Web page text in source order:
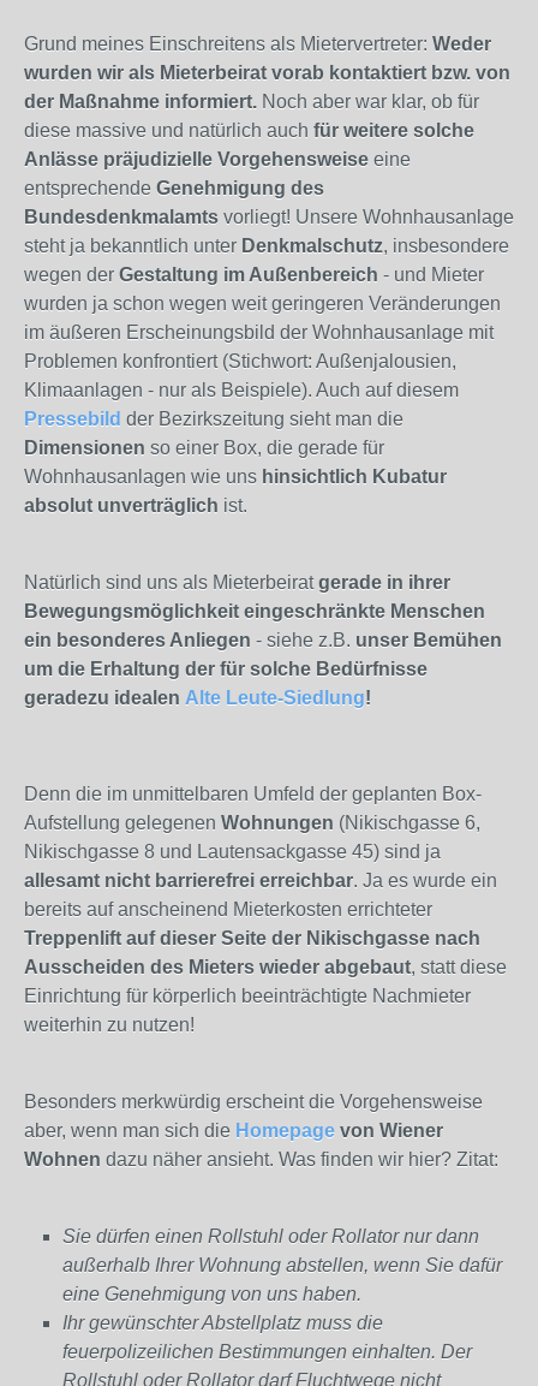
Grund meines Einschreitens als Mietervertreter: Weder
wurden wir als Mieterbeirat vorab kontaktiert bzw. von
der Maßnahme informiert. Noch aber war klar, ob für
diese massive und natürlich auch für weitere solche
Anlässe präjudizielle Vorgehensweise eine
entsprechende Genehmigung des
Bundesdenkmalamts vorliegt! Unsere Wohnhausanlage
steht ja bekanntlich unter Denkmalschutz, insbesondere
wegen der Gestaltung im Außenbereich - und Mieter
wurden ja schon wegen weit geringeren Veränderungen
im äußeren Erscheinungsbild der Wohnhausanlage mit
Problemen konfrontiert (Stichwort: Außenjalousien,
Klimaanlagen - nur als Beispiele). Auch auf diesem
Pressebild der Bezirkszeitung sieht man die
Dimensionen so einer Box, die gerade für
Wohnhausanlagen wie uns hinsichtlich Kubatur
absolut unverträglich ist.
Natürlich sind uns als Mieterbeiratgerade in ihrer
Bewegungsmöglichkeit eingeschränkte Menschen
ein besonderes Anliegen - siehe z.B. unser Bemühen
um die Erhaltung der für solche Bedürfnisse
geradezu idealen Alte Leute-Siedlung!
Denn die im unmittelbaren Umfeld der geplanten Box-
Aufstellung gelegenen Wohnungen (Nikischgasse 6,
Nikischgasse 8 und Lautensackgasse 45) sind ja
allesamt nicht barrierefrei erreichbar. Ja es wurde ein
bereits auf anscheinend Mieterkosten errichteter
Treppenlift auf dieser Seite der Nikischgasse nach
Ausscheiden des Mieters wieder abgebaut, statt diese
Einrichtung für körperlich beeinträchtigte Nachmieter
weiterhin zu nutzen!
Besonders merkwürdig erscheint die Vorgehensweise
aber, wenn man sich die Homepage von Wiener
Wohnen dazu näher ansieht. Was finden wir hier? Zitat:
Sie dürfen einen Rollstuhl oder Rollator nur dann
außerhalb Ihrer Wohnung abstellen, wenn Sie dafür
eine Genehmigung von uns haben.
Ihr gewünschter Abstellplatz muss die
feuerpolizeilichen Bestimmungen einhalten. Der
Rollstuhl oder Rollator darf Fluchtwege nicht